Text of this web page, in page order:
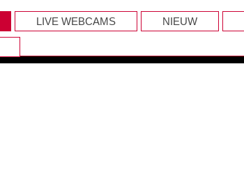
LIVE WEBCAMS NIEUW